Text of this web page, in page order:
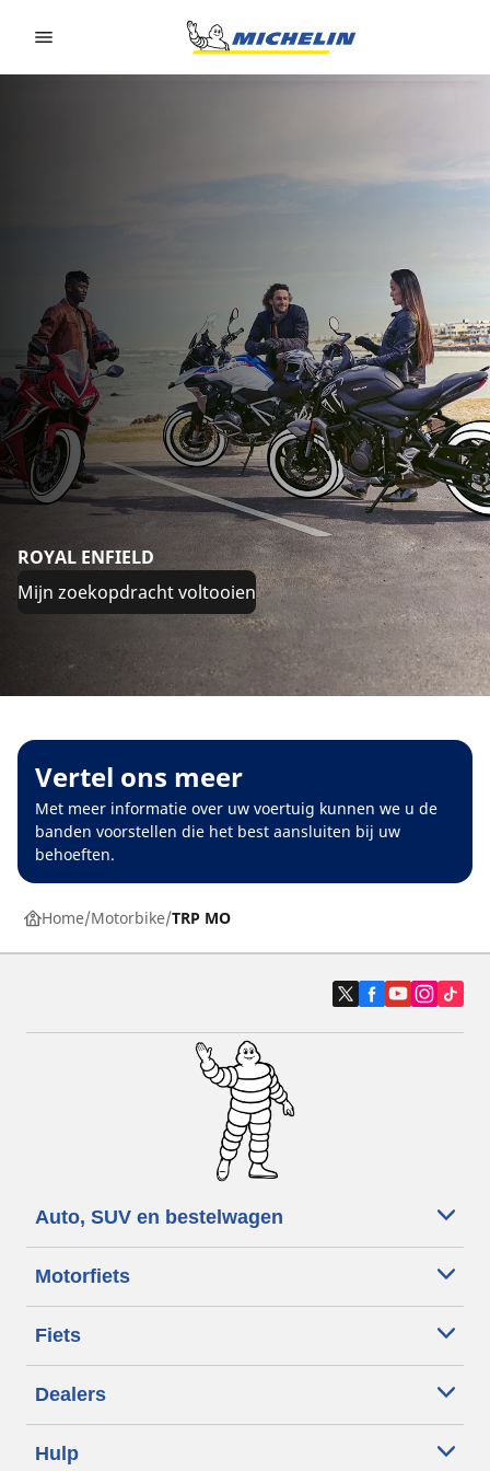
ROYAL ENFIELD
Mijn zoekopdracht voltooien
Vertel ons meer
Met meer informatie over uw voertuig kunnen we u de
banden voorstellen die het best aansluiten bij uw
behoeften.
Home Motorbike TRP MO
Auto, SUV en bestelwagen
Motorfiets
Fiets
Dealers
Hulp